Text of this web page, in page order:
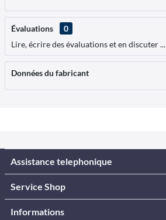
Évaluations
0
Lire, écrire des évaluations et en discuter ...
Données du fabricant
Assistance telephonique
Service Shop
Informations